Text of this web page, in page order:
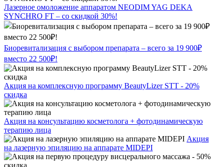
Лазерное омоложение аппаратом NEODIM YAG DEKA
SYNCHRO FT – со скидкой 30%!
Биоревитализация с выбором препарата – всего за 19 900₽
вместо 22 500₽!
Акция на комплексную программу BeautyLizer STT - 20%
скидка
Акция на консультацию косметолога + фотодинамическую
терапию лица
Акция
на лазерную эпиляцию на аппарате MIDEPI